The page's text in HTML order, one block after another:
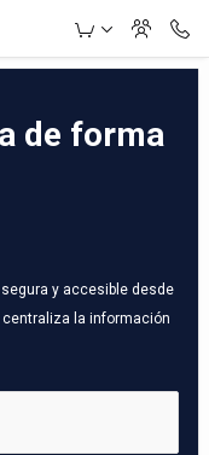
de forma
y accesible desde
la información